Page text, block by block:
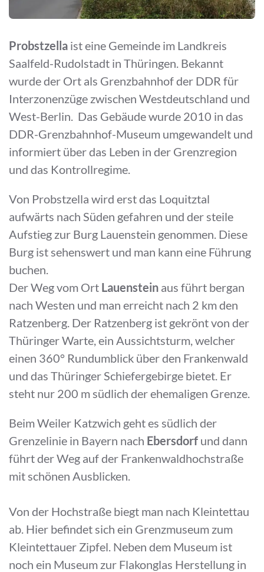
Probstzella ist eine Gemeinde im Landkreis
Saalfeld-Rudolstadt in Thüringen. Bekannt
wurde der Ort als Grenzbahnhof der DDR für
Interzonenzüge zwischen Westdeutschland und
West-Berlin. Das Gebäude wurde 2010 in das
DDR-Grenzbahnhof-Museum umgewandelt und
informiert über das Leben in der Grenzregion
und das Kontrollregime.
Von Probstzella wird erst das Loquitztal
aufwärts nach Süden gefahren und der steile
Aufstieg zur Burg Lauenstein genommen. Diese
Burg ist sehenswert und man kann eine Führung
buchen.
Der Weg vom Ort Lauenstein aus führt bergan
nach Westen und man erreicht nach 2 km den
Ratzenberg. Der Ratzenberg ist gekrönt von der
Thüringer Warte, ein Aussichtsturm, welcher
einen 360° Rundumblick über den Frankenwald
und das Thüringer Schiefergebirge bietet. Er
steht nur 200 m südlich der ehemaligen Grenze.
Beim Weiler Katzwich geht es südlich der
Grenzelinie in Bayern nach Ebersdorf und dann
führt der Weg auf der Frankenwaldhochstraße
mit schönen Ausblicken.
Von der Hochstraße biegt man nach Kleintettau
ab. Hier befindet sich ein Grenzmuseum zum
Kleintettauer Zipfel. Neben dem Museum ist
noch ein Museum zur Flakonglas Herstellung in